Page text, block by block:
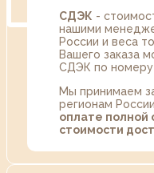
СДЭК -
нашими
России и веса
Вашего заказа
СДЭК по номеру
Мы принимаем
регионам
оплате полной
стоимости